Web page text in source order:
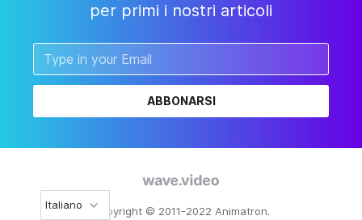
per primi i nostri articoli
ABBONARSI
Copyright © 2011-2022 Animatron.
Italiano